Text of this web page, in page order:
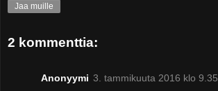
Jaa muille
2 kommenttia:
Anonyymi 3. tammikuuta 2016 klo 9.35